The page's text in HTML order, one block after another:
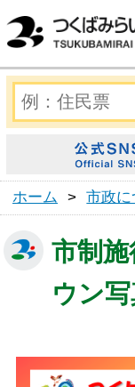
ホーム > 市政に
市制
ウン写